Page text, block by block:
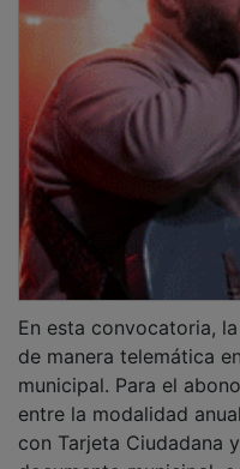
de manera telemática
municipal. Para el
entre la modalidad
con Tarjeta Ciudadana
documento municipal, o